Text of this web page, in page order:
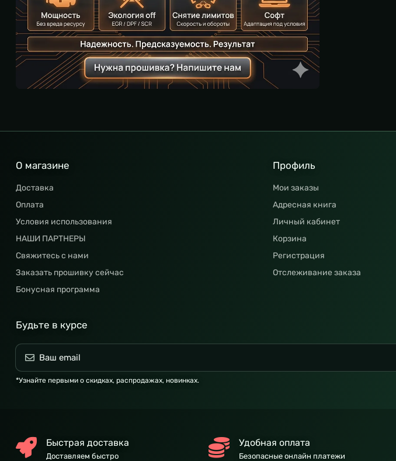
О магазине
Доставка
Оплата
Условия использования
НАШИ ПАРТНЕРЫ
Свяжитесь с нами
Заказать прошивку сейчас
Бонусная программа
Профиль
Мои заказы
Адресная книга
Личный кабинет
Корзина
Регистрация
Отслеживание заказа
Будьте в курсе
*Узнайте первыми о скидках, распродажах, новинках.
Быстрая доставка
Доставляем быстро
Удобная оплата
Безопасные онлайн платежи